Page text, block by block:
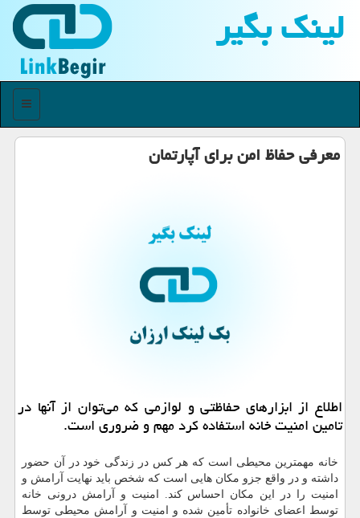
لینك بگیر
منو
معرفی حفاظ امن برای آپارتمان
اطلاع از ابزارهای حفاظتی و لوازمی كه می‌توان از آنها در
تامین امنیت خانه استفاده كرد مهم و ضروری است.
خانه مهمترین محیطی است که هر کس در زندگی خود در آن حضور
داشته و در واقع جزو مکان هایی است که شخص باید نهایت آرامش و
امنیت را در این مکان احساس کند. امنیت و آرامش درونی خانه
توسط اعضای خانواده تأمین شده و امنیت و آرامش محیطی توسط